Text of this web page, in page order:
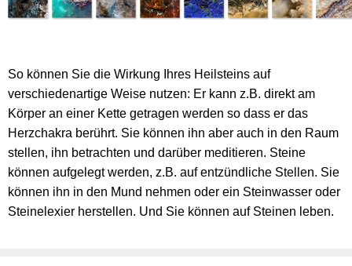
So können Sie die Wirkung Ihres Heilsteins auf
verschiedenartige Weise nutzen: Er kann z.B. direkt am
Körper an einer Kette getragen werden so dass er das
Herzchakra berührt. Sie können ihn aber auch in den Raum
stellen, ihn betrachten und darüber meditieren. Steine
können aufgelegt werden, z.B. auf entzündliche Stellen. Sie
können ihn in den Mund nehmen oder ein Steinwasser oder
Steinelexier herstellen. Und Sie können auf Steinen leben.